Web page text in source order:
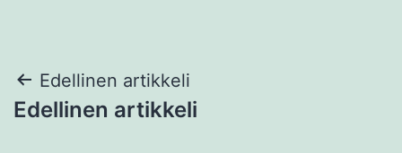
Artikkelien
selaus
Edellinen artikkeli
Edellinen artikkeli